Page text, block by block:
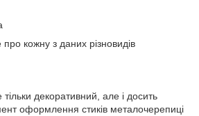
кожну з даних різновидів
декоративний, але і досить
оформлення стиків металочерепиці